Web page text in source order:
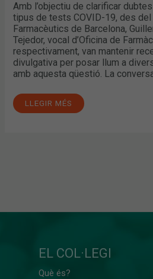
Amb l’objectiu de clarificar
tipus de tests COVID-19, des del
Farmacèutics de Barcelona,
Tejedor, vocal d’Oficina de
respectivament, van mantenir
divulgativa per posar llum a
amb aquesta qüestió. La
LLEGIR MÉS
EL COL·LEGI
Què és?